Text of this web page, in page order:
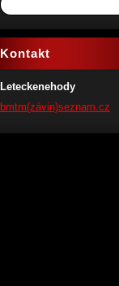
Kontakt
Leteckenehody
bmtm(závin)seznam.cz